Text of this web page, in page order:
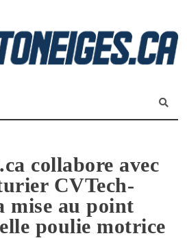
collabore avec
CVTech-
mise au point
poulie motrice